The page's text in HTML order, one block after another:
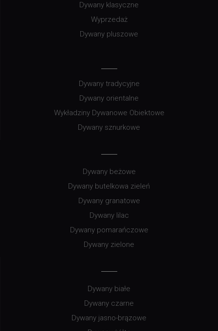
Dywany klasyczne
Wyprzedaż
Dywany pluszowe
Dywany tradycyjne
Dywany orientalne
Wykładziny Dywanowe Obiektowe
Dywany sznurkowe
Dywany beżowe
Dywany butelkowa zieleń
Dywany granatowe
Dywany lilac
Dywany pomarańczowe
Dywany zielone
Dywany białe
Dywany czarne
Dywany jasno-brązowe